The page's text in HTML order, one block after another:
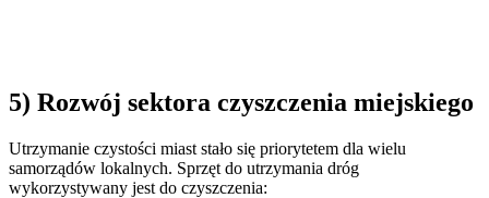
5) Rozwój sektora czyszczenia miejskiego
Utrzymanie czystości miast stało się priorytetem dla wielu
samorządów lokalnych. Sprzęt do utrzymania dróg
wykorzystywany jest do czyszczenia: